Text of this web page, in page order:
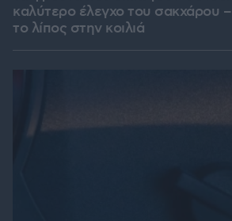
καλύτερο έλεγχο του σακχάρου –
το λίπος στην κοιλιά